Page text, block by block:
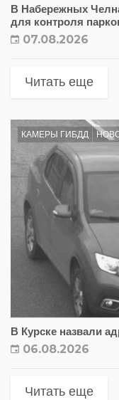
В Набережных
для контроля
07.08.2026
Читать еще
КАМЕРЫ ГИБДД
В Курске назвали
06.08.2026
Читать еще